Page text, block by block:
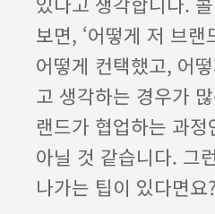
보면, ‘어떻게 저 브
어떻게 컨택했고, 어
고 생각하는 경우가
랜드가 협업하는 과
아닐 것 같습니다. 그
나가는 팁이 있다면요?